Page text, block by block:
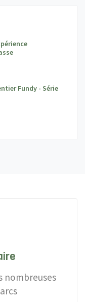
;
Fundy - Série
nombreuses